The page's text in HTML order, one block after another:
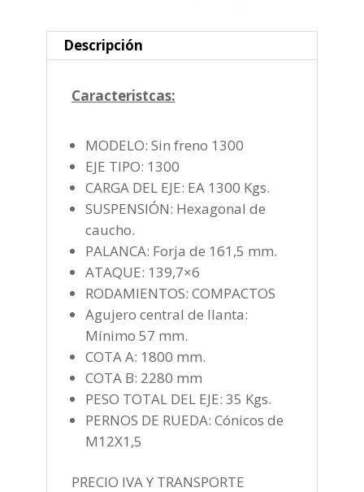
Descripción
Caracteristcas:
MODELO: Sin freno 1300
EJE TIPO: 1300
CARGA DEL EJE: EA 1300 Kgs.
SUSPENSIÓN: Hexagonal de
caucho.
PALANCA: Forja de 161,5 mm.
ATAQUE: 139,7×6
RODAMIENTOS: COMPACTOS
Agujero central de llanta:
Mínimo 57 mm.
COTA A: 1800 mm.
COTA B: 2280 mm
PESO TOTAL DEL EJE: 35 Kgs.
PERNOS DE RUEDA: Cónicos de
M12X1,5
PRECIO IVA Y TRANSPORTE